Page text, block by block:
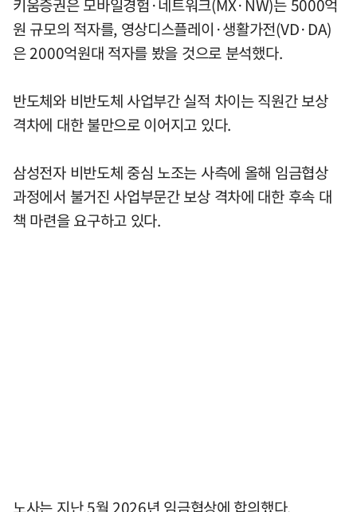
키움증권은 모바일경험·네트워크(MX·NW)는 5000억
원 규모의 적자를, 영상디스플레이·생활가전(VD·DA)
은 2000억원대 적자를 봤을 것으로 분석했다.
반도체와 비반도체 사업부간 실적 차이는 직원간 보상
격차에 대한 불만으로 이어지고 있다.
삼성전자 비반도체 중심 노조는 사측에 올해 임금협상
과정에서 불거진 사업부문간 보상 격차에 대한 후속 대
책 마련을 요구하고 있다.
노사는 지난 5월 2026년 임금협상에 합의했다.